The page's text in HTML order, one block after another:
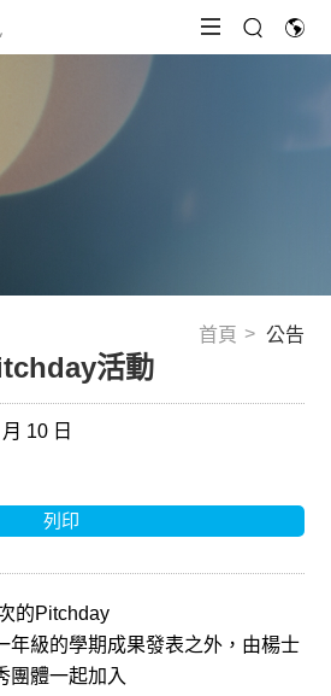
首頁 公告
活動
10 日
列印
的Pitchday
年級的學期成果發表之外，由楊士
團體一起加入